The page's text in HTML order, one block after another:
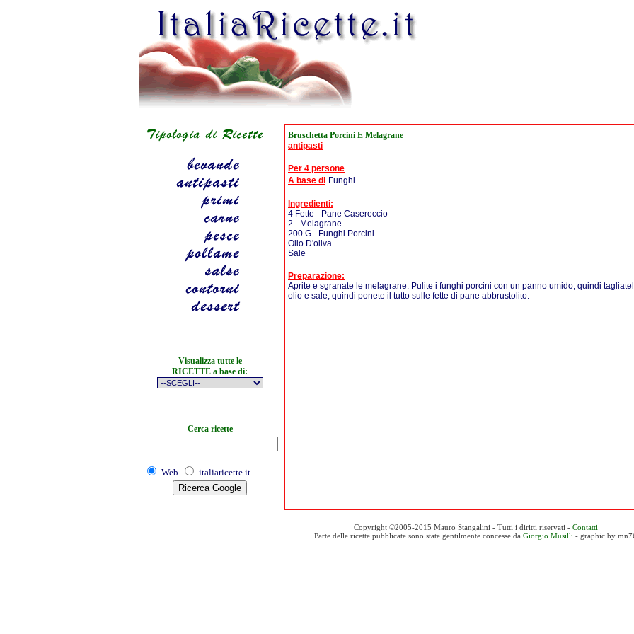
Visualizza tutte le
RICETTE a base di:
Cerca ricette
Web italiaricette.it
Bruschetta Porcini E Melagrane
antipasti
Per 4 persone
A base di Funghi
Ingredienti:
4 Fette - Pane Casereccio
2 - Melagrane
200 G - Funghi Porcini
Olio D'oliva
Sale
Preparazione:
Aprite e sgranate le melagrane. Pulite i funghi porcini con un panno umido, quindi
olio e sale, quindi ponete il tutto sulle fette di pane abbrustolito.
Copyright ©2005-2015 Mauro Stangalini - Tutti i diritti riservati - Contatti
Parte delle ricette pubblicate sono state gentilmente concesse da Giorgio Musilli - graphic by